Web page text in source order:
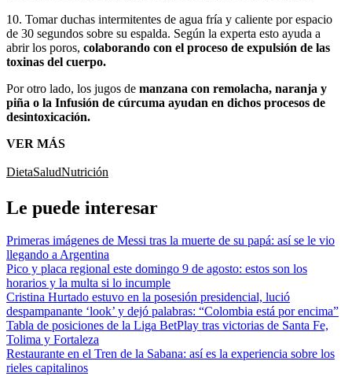
10. Tomar duchas intermitentes de agua fría y caliente por espacio
de 30 segundos sobre su espalda. Según la experta esto ayuda a
abrir los poros, colaborando con el proceso de expulsión de las
toxinas del cuerpo.
Por otro lado, los jugos de manzana con remolacha, naranja y
piña o la Infusión de cúrcuma ayudan en dichos procesos de
desintoxicación.
VER MÁS
DietaSaludNutrición
Le puede interesar
Primeras imágenes de Messi tras la muerte de su papá: así se le vio
llegando a Argentina
Pico y placa regional este domingo 9 de agosto: estos son los
horarios y la multa si lo incumple
Cristina Hurtado estuvo en la posesión presidencial, lució
despampanante ‘look’ y dejó palabras: “Colombia está por encima”
Tabla de posiciones de la Liga BetPlay tras victorias de Santa Fe,
Tolima y Fortaleza
Restaurante en el Tren de la Sabana: así es la experiencia sobre los
rieles capitalinos